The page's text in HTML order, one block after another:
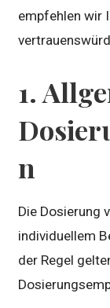
empfehlen wir
1.
n
Die Dosierung
individuellem
der Regel